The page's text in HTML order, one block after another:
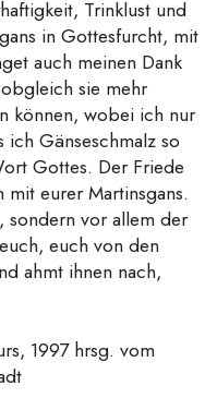
Trinklust und
in Gottesfurcht, mit
auch meinen Dank
sie mehr
können, wobei ich nur
Gänseschmalz so
Gottes. Der Friede
eurer Martinsgans.
sondern vor allem der
euch von den
ahmt ihnen nach,
1997 hrsg. vom